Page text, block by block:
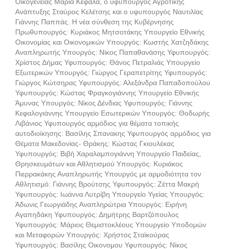
Ανάπτυξης Σταύρος Κελέτσης και ο υφυπουργός Ναυτιλίας
Γιάννης Παππάς. H νέα σύνθεση της Κυβέρνησης
Πρωθυπουργός: Κυριάκος Μητσοτάκης Υπουργείο Εθνικής
Οικονομίας και Οικονομικών Υπουργός: Κωστής Χατζηδάκης
Αναπληρωτής Υπουργός: Νίκος Παπαθανάσης Υφυπουργός:
Χρίστος Δήμας Υφυπουργός: Θάνος Πετραλιάς Υπουργείο
Εξωτερικών Υπουργός: Γιώργος Γεραπετρίτης Υφυπουργός:
Γιώργος Κώτσηρας Υφυπουργός: Αλεξάνδρα Παπαδοπούλου
Υφυπουργός: Κώστας Φραγκογιάννης Υπουργείο Εθνικής
Άμυνας Υπουργός: Νίκος Δένδιας Υφυπουργός: Γιάννης
Κεφαλογιάννης Υπουργείο Εσωτερικών Υπουργός: Θοδωρής
Λιβάνιος Υφυπουργός αρμόδιος για θέματα τοπικής
αυτοδιοίκησης: Βασίλης Σπανακης Υφυπουργός αρμόδιος για
Θέματα Μακεδονίας- Θράκης: Κώστας Γκιουλέκας
Υφυπουργός: Βιβή Χαραλαμπογιάννη Υπουργείο Παιδείας,
Θρησκευμάτων και Αθλητισμού Υπουργός: Κυριάκος
Πιερρακάκης Αναπληρωτής Υπουργός με αρμοδιότητα τον
Αθλητισμό: Γιάννης Βρούτσης Υφυπουργός: Ζέττα Μακρή
Υφυπουργός: Ιωάννα Λυτρίβη Υπουργείο Υγείας Υπουργός:
Άδωνις Γεωργιάδης Αναπληρώτρια Υπουργός: Ειρήνη
Αγαπηδάκη Υφυπουργός: Δημήτρης Βαρτζόπουλος
Υφυπουργός: Μάριος Θεμιστοκλέους Υπουργείο Υποδομών
και Μεταφορών Υπουργός: Χρήστος Σταϊκούρας
Υφυπουργός: Βασίλης Οικονομου Υφυπουργός: Νίκος